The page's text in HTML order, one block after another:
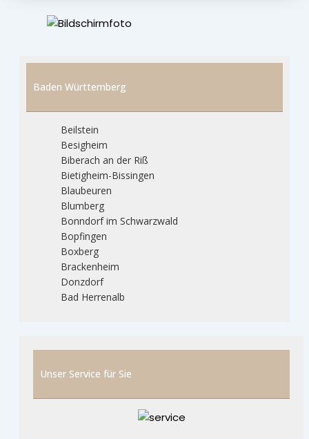
Baden Württemberg
Beilstein
Besigheim
Biberach an der Riß
Bietigheim-Bissingen
Blaubeuren
Blumberg
Bonndorf im Schwarzwald
Bopfingen
Boxberg
Brackenheim
Donzdorf
Bad Herrenalb
Unser Service für Sie